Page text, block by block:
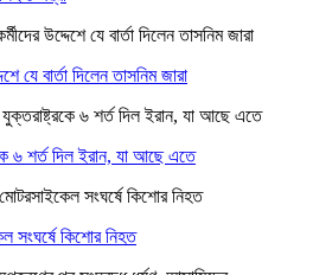
যে বার্তা দিলেন তাসনিম জারা
৬ শর্ত দিল ইরান, যা আছে এতে
সংঘর্ষে কিশোর নিহত